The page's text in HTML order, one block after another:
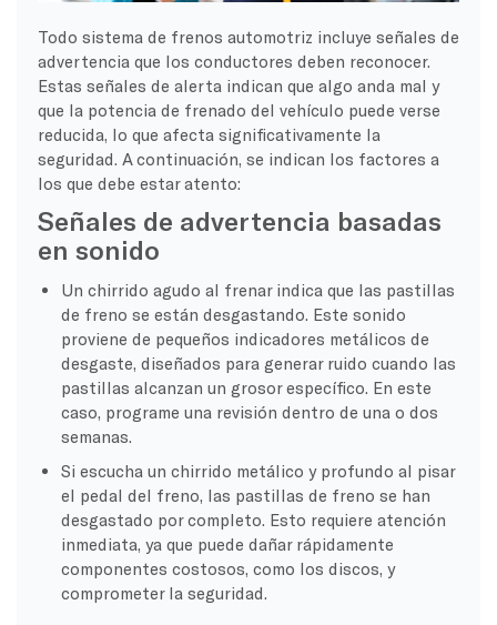
Todo sistema de frenos automotriz incluye señales de
advertencia que los conductores deben reconocer.
Estas señales de alerta indican que algo anda mal y
que la potencia de frenado del vehículo puede verse
reducida, lo que afecta significativamente la
seguridad. A continuación, se indican los factores a
los que debe estar atento:
Señales de advertencia basadas
en sonido
Un chirrido agudo al frenar indica que las pastillas
de freno se están desgastando. Este sonido
proviene de pequeños indicadores metálicos de
desgaste, diseñados para generar ruido cuando las
pastillas alcanzan un grosor específico. En este
caso, programe una revisión dentro de una o dos
semanas.
Si escucha un chirrido metálico y profundo al pisar
el pedal del freno, las pastillas de freno se han
desgastado por completo. Esto requiere atención
inmediata, ya que puede dañar rápidamente
componentes costosos, como los discos, y
comprometer la seguridad.